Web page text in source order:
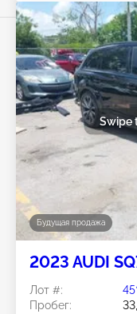
Будущая продажа
Swipe
2023 AUDI
Лот #:
Пробег: